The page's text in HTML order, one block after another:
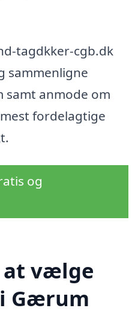
tagdkker-cgb.dk
sammenligne
anmode om
fordelagtige
og
at vælge
Gærum